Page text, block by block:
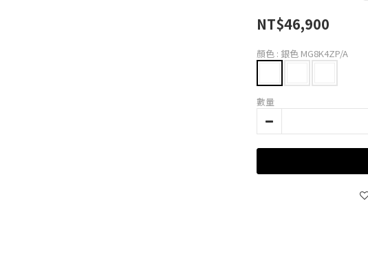
NT$46,900
顏色 : 銀色 MG8K4ZP/A
數量